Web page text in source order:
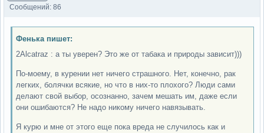
Сообщений: 86
Фенька пишет:
2Alcatraz : а ты уверен? Это же от табака и природы зависит)))
По-моему, в курении нет ничего страшного. Нет, конечно, рак
легких, болячки всякие, но что в них-то плохого? Люди сами
делают свой выбор, осознанно, зачем мешать им, даже если
они ошибаются? Не надо никому ничего навязывать.
Я курю и мне от этого еще пока вреда не случилось как и